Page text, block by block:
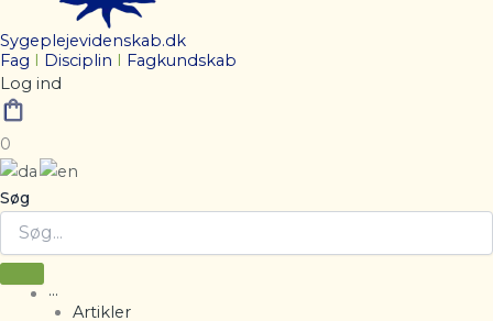
Sygeplejevidenskab.dk
Fag I Disciplin I Fagkundskab
Log ind
0
Søg
···
Artikler